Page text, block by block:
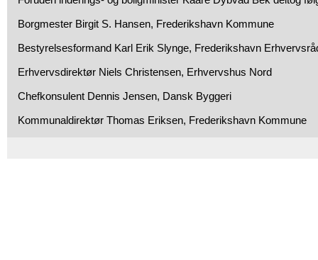
Borgmester Birgit S. Hansen, Frederikshavn Kommune
Bestyrelsesformand Karl Erik Slynge, Frederikshavn
Erhvervsdirektør Niels Christensen, Erhvervshus Nord
Chefkonsulent Dennis Jensen, Dansk Byggeri
Kommunaldirektør Thomas Eriksen, Frederikshavn Kommune